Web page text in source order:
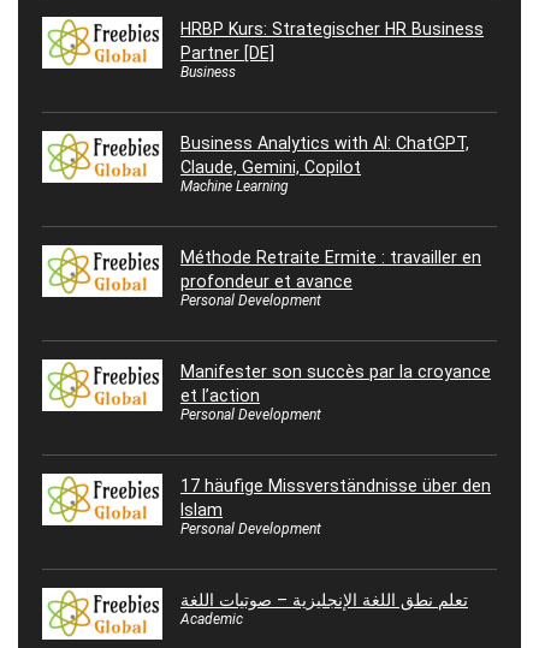
HRBP Kurs: Strategischer HR Business
Partner [DE]
Business
Business Analytics with AI: ChatGPT,
Claude, Gemini, Copilot
Machine Learning
Méthode Retraite Ermite : travailler en
profondeur et avance
Personal Development
Manifester son succès par la croyance
et l’action
Personal Development
17 häufige Missverständnisse über den
Islam
Personal Development
تعلم نطق اللغة الإنجليزية – صوتيات اللغة
Academic